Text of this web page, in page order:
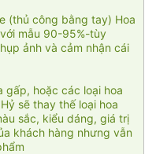
(thủ công bằng tay) Hoa
mẫu 90-95%-tùy
ảnh và cảm nhận cái
gấp, hoặc các loại hoa
sẽ thay thế loại hoa
sắc, kiểu dáng, giá trị
khách hàng nhưng vẫn